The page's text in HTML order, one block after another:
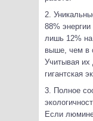
2.
88%
лишь 12%
выше, чем в
Учитывая их
гигантская
3. Полное
Если